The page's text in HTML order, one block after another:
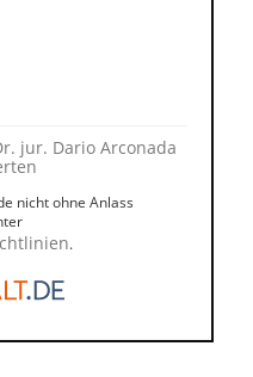
jur. Dario Arconada
nicht ohne Anlass
.